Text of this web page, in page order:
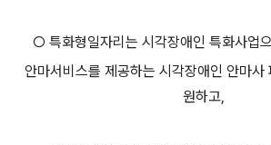
○ 특화형일자리는 시각장애인 특화사업
안마서비스를 제공하는 시각장애인 안마사
원하고,